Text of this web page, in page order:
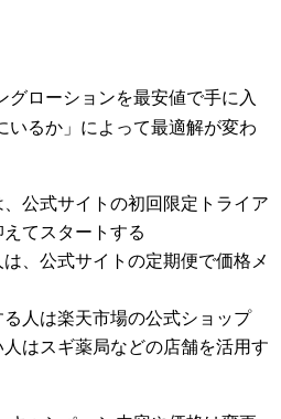
グローションを最安値で手に入
いるか」によって最適解が変わ
公式サイトの初回限定トライア
てスタートする
、公式サイトの定期便で価格メ
人は楽天市場の公式ショップ
はスギ薬局などの店舗を活用す